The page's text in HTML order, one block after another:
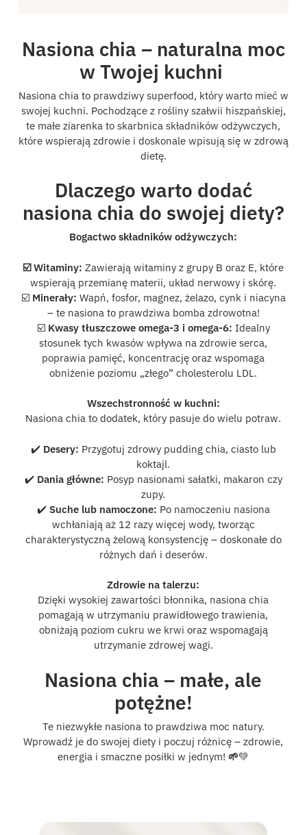
Nasiona chia – naturalna moc
w Twojej kuchni
Nasiona chia to prawdziwy superfood, który warto mieć w
swojej kuchni. Pochodzące z rośliny szałwii hiszpańskiej,
te małe ziarenka to skarbnica składników odżywczych,
które wspierają zdrowie i doskonale wpisują się w zdrową
dietę.
Dlaczego warto dodać
nasiona chia do swojej diety?
Bogactwo składników odżywczych:
☑️ Witaminy: Zawierają witaminy z grupy B oraz E, które
wspierają przemianę materii, układ nerwowy i skórę.
☑️ Minerały: Wapń, fosfor, magnez, żelazo, cynk i niacyna
– te nasiona to prawdziwa bomba zdrowotna!
☑️ Kwasy tłuszczowe omega-3 i omega-6: Idealny
stosunek tych kwasów wpływa na zdrowie serca,
poprawia pamięć, koncentrację oraz wspomaga
obniżenie poziomu „złego” cholesterolu LDL.
Wszechstronność w kuchni:
Nasiona chia to dodatek, który pasuje do wielu potraw.
✔️ Desery: Przygotuj zdrowy pudding chia, ciasto lub
koktajl.
✔️ Dania główne: Posyp nasionami sałatki, makaron czy
zupy.
✔️ Suche lub namoczone: Po namoczeniu nasiona
wchłaniają aż 12 razy więcej wody, tworząc
charakterystyczną żelową konsystencję – doskonałe do
różnych dań i deserów.
Zdrowie na talerzu:
Dzięki wysokiej zawartości błonnika, nasiona chia
pomagają w utrzymaniu prawidłowego trawienia,
obniżają poziom cukru we krwi oraz wspomagają
utrzymanie zdrowej wagi.
Nasiona chia – małe, ale
potężne!
Te niezwykłe nasiona to prawdziwa moc natury.
Wprowadź je do swojej diety i poczuj różnicę – zdrowie,
energia i smaczne posiłki w jednym! 🌱💚